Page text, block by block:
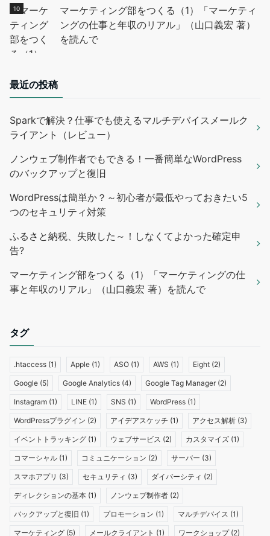
マーケティング部をつくる（1）「マーケティ
ングの仕事と年収のリアル」（山口義宏 著）
を読んで
最近の投稿
Sparkで解決？仕事でも使えるマルチデバイスメールク
ライアント（レビュー）
ノンウェブ制作者でもできる！一番簡単なWordPress
のバックアップと復旧
WordPressは簡単か？～初心者が最低やっておきたい5
つのセキュリティ対策
ふるさと納税、失敗した～！しなくてよかった確定申
告?
マーケティング部をつくる（1）「マーケティングの仕
事と年収のリアル」（山口義宏 著）を読んで
タグ
.htaccess (1) Apple (1) ASO (1) AWS (1) Eight (2)
Google (5) Google Analytics (4) Google Tag Manager(2)
Instagram (1) LINE (1) SNS (1) WordPress (1)
WordPressプラグイン (2) アイデアスケッチ (1) アクセス解析 (3)
イベントトラッキング (1) ウェブサービス (2) カスタマイズ (1)
コマーシャル (1) コミュニケーション (2) サーバー (3)
スマホアプリ (3) セキュリティ (3) ダイバーシティ (2)
ディレクションの基本 (1) ノンウェブ制作者 (2)
バックアップと復旧 (1) プロモーション (1) マルチデバイス (1)
マーケティング (5) メールクライアント (1) ワークショップ(2)